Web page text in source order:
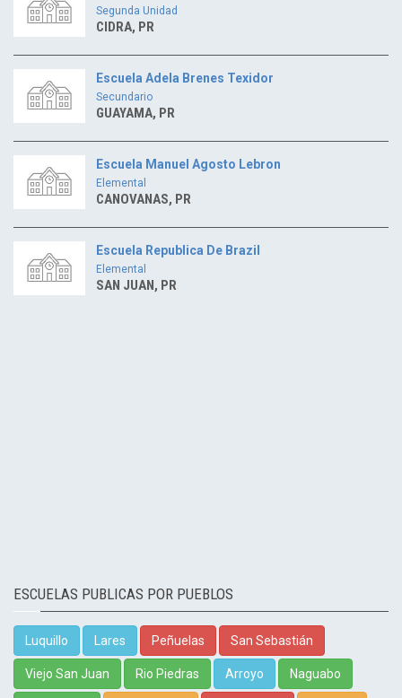
Segunda Unidad
CIDRA, PR
Escuela Adela Brenes Texidor
Secundario
GUAYAMA, PR
Escuela Manuel Agosto Lebron
Elemental
CANOVANAS, PR
Escuela Republica De Brazil
Elemental
SAN JUAN, PR
ESCUELAS PUBLICAS POR PUEBLOS
Luquillo Lares Peñuelas San Sebastián
Viejo San Juan Rio Piedras Arroyo Naguabo